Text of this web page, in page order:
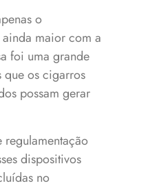
o
maior com a
foi uma grande
os cigarros
possam gerar
dispositivos
no